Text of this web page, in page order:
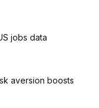
jobs data
aversion boosts